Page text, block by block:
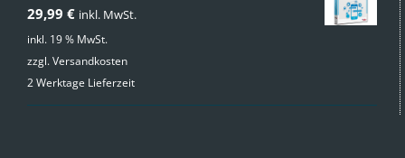
29,99 € inkl. MwSt.
inkl. 19 % MwSt.
zzgl.Versandkosten
2 Werktage Lieferzeit